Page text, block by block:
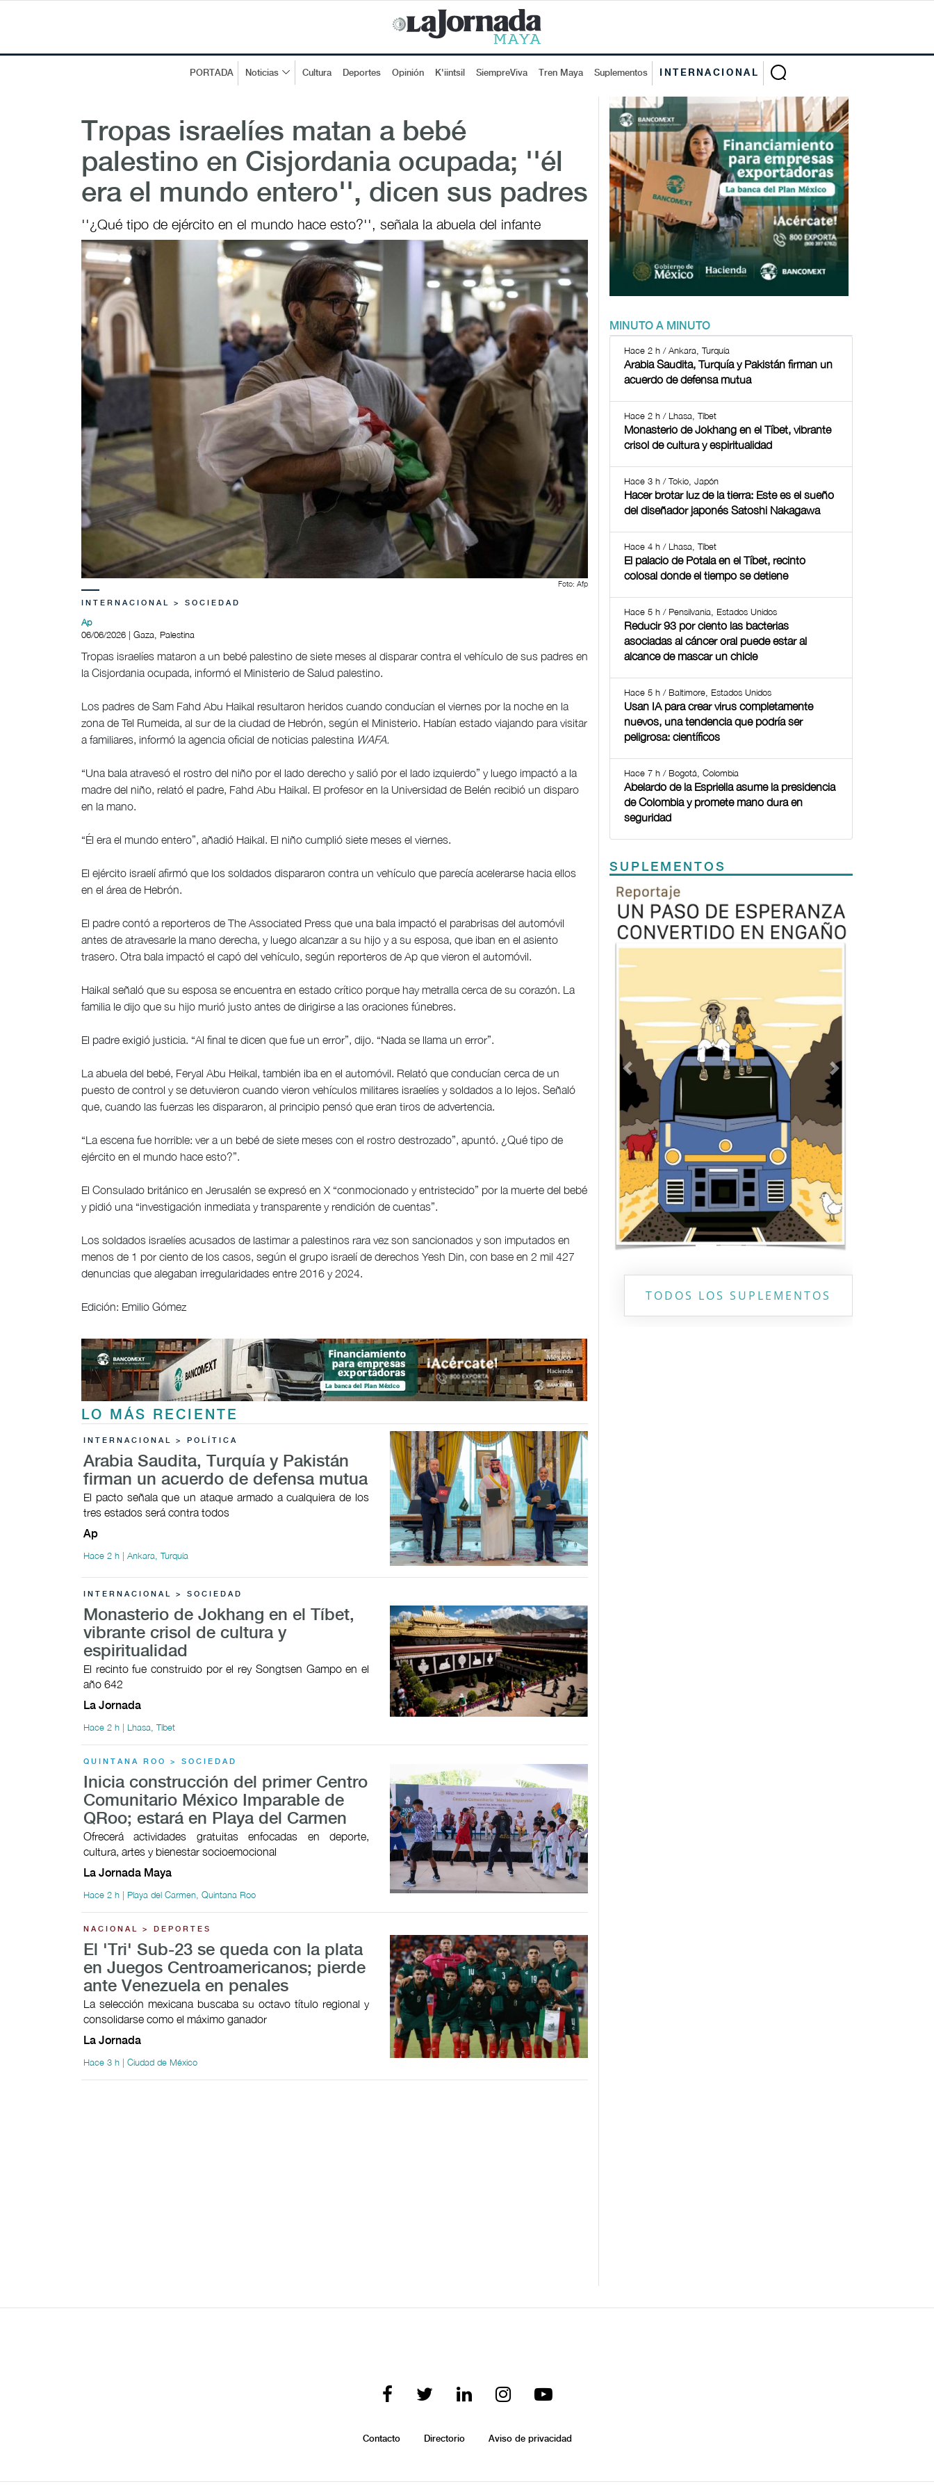
PORTADA Noticias Cultura Deportes Opinión K'iintsil SiempreViva Tren Maya Suplementos INTERNACIONAL
Tropas israelíes matan a bebé
palestino en Cisjordania ocupada; ''él
era el mundo entero'', dicen sus padres
''¿Qué tipo de ejército en el mundo hace esto?'', señala la abuela del infante
Foto: Afp
INTERNACIONAL > SOCIEDAD
Ap
06/06/2026 | Gaza, Palestina
Tropas israelíes mataron a un bebé palestino de siete meses al disparar contra el vehículo de sus padres en
la Cisjordania ocupada, informó el Ministerio de Salud palestino.
Los padres de Sam Fahd Abu Haikal resultaron heridos cuando conducían el viernes por la noche en la
zona de Tel Rumeida, al sur de la ciudad de Hebrón, según el Ministerio. Habían estado viajando para visitar
a familiares, informó la agencia oficial de noticias palestina WAFA.
“Una bala atravesó el rostro del niño por el lado derecho y salió por el lado izquierdo” y luego impactó a la
madre del niño, relató el padre, Fahd Abu Haikal. El profesor en la Universidad de Belén recibió un disparo
en la mano.
“Él era el mundo entero”, añadió Haikal. El niño cumplió siete meses el viernes.
El ejército israelí afirmó que los soldados dispararon contra un vehículo que parecía acelerarse hacia ellos
en el área de Hebrón.
El padre contó a reporteros de The Associated Press que una bala impactó el parabrisas del automóvil
antes de atravesarle la mano derecha, y luego alcanzar a su hijo y a su esposa, que iban en el asiento
trasero. Otra bala impactó el capó del vehículo, según reporteros de Ap que vieron el automóvil.
Haikal señaló que su esposa se encuentra en estado crítico porque hay metralla cerca de su corazón. La
familia le dijo que su hijo murió justo antes de dirigirse a las oraciones fúnebres.
El padre exigió justicia. “Al final te dicen que fue un error”, dijo. “Nada se llama un error”.
La abuela del bebé, Feryal Abu Heikal, también iba en el automóvil. Relató que conducían cerca de un
puesto de control y se detuvieron cuando vieron vehículos militares israelíes y soldados a lo lejos. Señaló
que, cuando las fuerzas les dispararon, al principio pensó que eran tiros de advertencia.
“La escena fue horrible: ver a un bebé de siete meses con el rostro destrozado”, apuntó. ¿Qué tipo de
ejército en el mundo hace esto?”.
El Consulado británico en Jerusalén se expresó en X “conmocionado y entristecido” por la muerte del bebé
y pidió una “investigación inmediata y transparente y rendición de cuentas”.
Los soldados israelíes acusados de lastimar a palestinos rara vez son sancionados y son imputados en
menos de 1 por ciento de los casos, según el grupo israelí de derechos Yesh Din, con base en 2 mil 427
denuncias que alegaban irregularidades entre 2016 y 2024.
Edición: Emilio Gómez
LO MÁS RECIENTE
INTERNACIONAL > POLÍTICA
Arabia Saudita, Turquía y Pakistán
firman un acuerdo de defensa mutua
El pacto señala que un ataque armado a cualquiera de los
tres estados será contra todos
Ap
Hace 2 h | Ankara, Turquía
INTERNACIONAL > SOCIEDAD
Monasterio de Jokhang en el Tíbet,
vibrante crisol de cultura y
espiritualidad
El recinto fue construido por el rey Songtsen Gampo en el
año 642
La Jornada
Hace 2 h | Lhasa, Tíbet
QUINTANA ROO > SOCIEDAD
Inicia construcción del primer Centro
Comunitario México Imparable de
QRoo; estará en Playa del Carmen
Ofrecerá actividades gratuitas enfocadas en deporte,
cultura, artes y bienestar socioemocional
La Jornada Maya
Hace 2 h | Playa del Carmen, Quintana Roo
NACIONAL > DEPORTES
El 'Tri' Sub-23 se queda con la plata
en Juegos Centroamericanos; pierde
ante Venezuela en penales
La selección mexicana buscaba su octavo título regional y
consolidarse como el máximo ganador
La Jornada
Hace 3 h | Ciudad de México
MINUTO A MINUTO
Hace 2 h / Ankara, Turquía
Arabia Saudita, Turquía y Pakistán firman un
acuerdo de defensa mutua
Hace 2 h / Lhasa, Tíbet
Monasterio de Jokhang en el Tíbet, vibrante
crisol de cultura y espiritualidad
Hace 3 h / Tokio, Japón
Hacer brotar luz de la tierra: Este es el sueño
del diseñador japonés Satoshi Nakagawa
Hace 4 h / Lhasa, Tíbet
El palacio de Potala en el Tíbet, recinto
colosal donde el tiempo se detiene
Hace 5 h / Pensilvania, Estados Unidos
Reducir 93 por ciento las bacterias
asociadas al cáncer oral puede estar al
alcance de mascar un chicle
Hace 5 h / Baltimore, Estados Unidos
Usan IA para crear virus completamente
nuevos, una tendencia que podría ser
peligrosa: científicos
Hace 7 h / Bogotá, Colombia
Abelardo de la Espriella asume la presidencia
de Colombia y promete mano dura en
seguridad
SUPLEMENTOS
Previous Next
TODOS LOS SUPLEMENTOS
Contacto Directorio Aviso de privacidad